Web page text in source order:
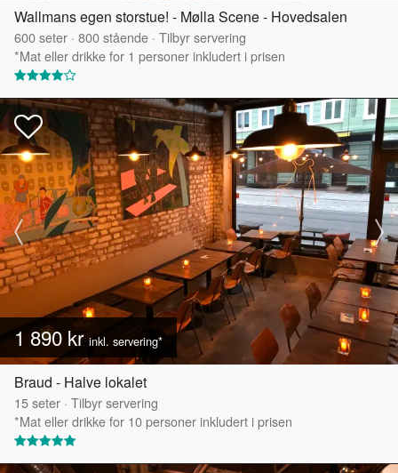
Wallmans egen storstue! - Mølla Scene - Hovedsalen
600seter · 800stående · Tilbyr servering
*Mat eller drikke for 1 personer inkludert i prisen
1 890 krinkl. servering*
Braud - Halve lokalet
15seter · Tilbyr servering
*Mat eller drikke for 10 personer inkludert i prisen